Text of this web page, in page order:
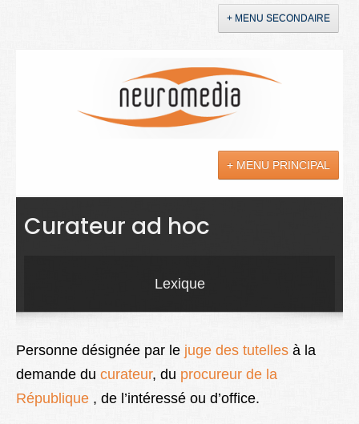
+ MENU SECONDAIRE
+ MENU PRINCIPAL
Actualités
Soins
Droit
Lexique
Better Health
Curateur ad hoc
Lexique
Personne désignée par le juge des tutelles à la
demande du curateur, du procureur de la
République , de l’intéressé ou d’office.